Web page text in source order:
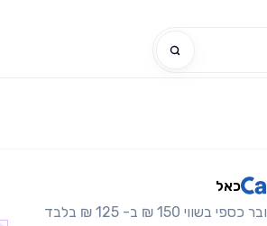
כאל
כספי בשווי 150 ₪ ב- 125 ₪ בלבד